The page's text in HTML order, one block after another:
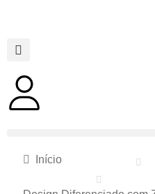
Início